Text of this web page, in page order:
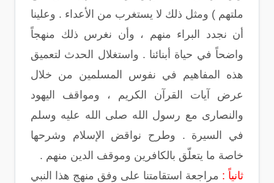
ملتهم ) ومثل ذلك لا يستغرب من الأعداء . وعلينا
أن نجدد البراء منهم ، وأن نغرس ذلك منهجاً
واضحاً في حياة أبنائنا . واستغلال الحدث لتعميق
هذه المفاهيم في نفوس المسلمين من خلال
عرض آيات القرآن الكريم ، ومواقف اليهود
والنصارى مع رسول الله صلى الله عليه وسلم
في السيرة . وطرح نواقض الإسلام وشرحها
خاصة ما يتعلّق بالكافرين وموقف الدين منهم .
ثانياً : مراجعة استقامتنا على وفق منهج هذا النبي